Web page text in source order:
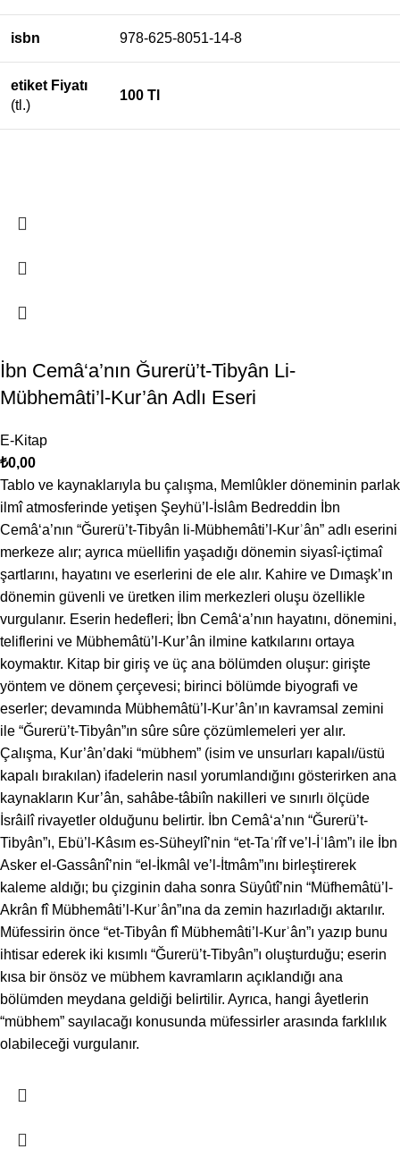
isbn 978-625-8051-14-8
etiket Fiyatı
(tl.)
100 Tl
İbn Cemâ‘a’nın Ğurerü’t-Tibyân Li-
Mübhemâti’l-Kur’ân Adlı Eseri
E-Kitap
₺0,00
Tablo ve kaynaklarıyla bu çalışma, Memlûkler döneminin parlak
ilmî atmosferinde yetişen Şeyhü’l-İslâm Bedreddin İbn
Cemâ‘a’nın “Ğurerü’t-Tibyân li-Mübhemâti’l-Kurʾân” adlı eserini
merkeze alır; ayrıca müellifin yaşadığı dönemin siyasî-içtimaî
şartlarını, hayatını ve eserlerini de ele alır. Kahire ve Dımaşk’ın
dönemin güvenli ve üretken ilim merkezleri oluşu özellikle
vurgulanır. Eserin hedefleri; İbn Cemâ‘a’nın hayatını, dönemini,
teliflerini ve Mübhemâtü’l-Kur’ân ilmine katkılarını ortaya
koymaktır. Kitap bir giriş ve üç ana bölümden oluşur: girişte
yöntem ve dönem çerçevesi; birinci bölümde biyografi ve
eserler; devamında Mübhemâtü’l-Kur’ân’ın kavramsal zemini
ile “Ğurerü’t-Tibyân”ın sûre sûre çözümlemeleri yer alır.
Çalışma, Kur’ân’daki “mübhem” (isim ve unsurları kapalı/üstü
kapalı bırakılan) ifadelerin nasıl yorumlandığını gösterirken ana
kaynakların Kur’ân, sahâbe-tâbiîn nakilleri ve sınırlı ölçüde
İsrâilî rivayetler olduğunu belirtir. İbn Cemâ‘a’nın “Ğurerü’t-
Tibyân”ı, Ebü’l-Kâsım es-Süheylî’nin “et-Taʿrîf ve’l-İʿlâm”ı ile İbn
Asker el-Gassânî’nin “el-İkmâl ve’l-İtmâm”ını birleştirerek
kaleme aldığı; bu çizginin daha sonra Süyûtî’nin “Müfhemâtü’l-
Akrân fî Mübhemâti’l-Kurʾân”ına da zemin hazırladığı aktarılır.
Müfessirin önce “et-Tibyân fî Mübhemâti’l-Kurʾân”ı yazıp bunu
ihtisar ederek iki kısımlı “Ğurerü’t-Tibyân”ı oluşturduğu; eserin
kısa bir önsöz ve mübhem kavramların açıklandığı ana
bölümden meydana geldiği belirtilir. Ayrıca, hangi âyetlerin
“mübhem” sayılacağı konusunda müfessirler arasında farklılık
olabileceği vurgulanır.